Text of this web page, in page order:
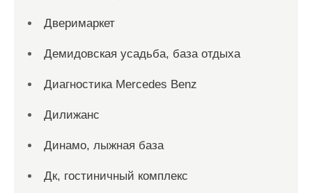
Дверимаркет
Демидовская усадьба, база отдыха
Диагностика Mercedes Benz
Дилижанс
Динамо, лыжная база
Дк, гостиничный комплекс